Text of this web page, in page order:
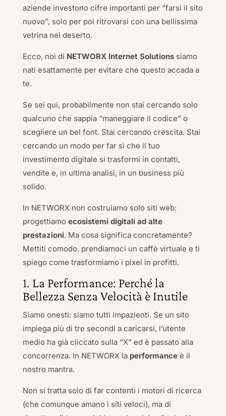
aziende investono cifre importanti per “farsi il sito
nuovo”, solo per poi ritrovarsi con una bellissima
vetrina nel deserto.
Ecco, noi di NETWORX Internet Solutionssiamo
nati esattamente per evitare che questo accada a
te.
Se sei qui, probabilmente non stai cercando solo
qualcuno che sappia “maneggiare il codice” o
scegliere un bel font. Stai cercando crescita. Stai
cercando un modo per far sì che il tuo
investimento digitale si trasformi in contatti,
vendite e, in ultima analisi, in un business più
solido.
In NETWORX non costruiamo solo siti web:
progettiamo ecosistemi digitali ad alte
prestazioni. Ma cosa significa concretamente?
Mettiti comodo, prendiamoci un caffè virtuale e ti
spiego come trasformiamo i pixel in profitti.
1. La Performance: Perché la
Bellezza Senza Velocità è Inutile
Siamo onesti: siamo tutti impazienti. Se un sito
impiega più di tre secondi a caricarsi, l’utente
medio ha già cliccato sulla “X” ed è passato alla
concorrenza. In NETWORX la performanceè il
nostro mantra.
Non si tratta solo di far contenti i motori di ricerca
(che comunque amano i siti veloci), ma di